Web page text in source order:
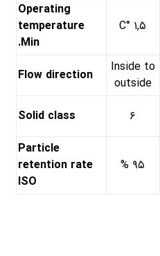
۱,۵ °C
Operating
temperature
Min.
Inside to
outside
Flow direction
۶ Solid class
۹۵ %
Particle
retention rate
ISO